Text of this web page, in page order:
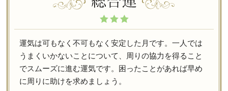
運気は可もなく不可もなく安定した月です。一人では
うまくいかないことについて、周りの協力を得ること
でスムーズに進む運気です。困ったことがあれば早め
に周りに助けを求めましょう。